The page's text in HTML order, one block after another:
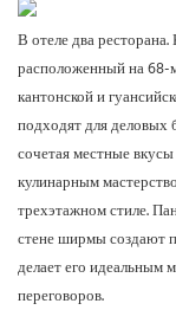
В отеле два
расположенный на 68-
кантонской и
подходят для деловых
сочетая местные
кулинарным
трехэтажном стиле.
стене ширмы создают
делает его идеальным
переговоров.